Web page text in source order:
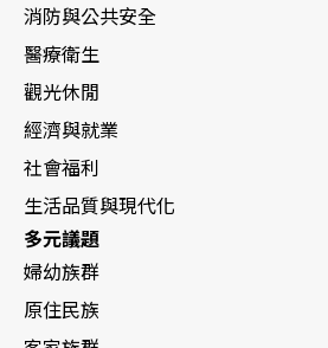
消防與公共安全
醫療衛生
觀光休閒
經濟與就業
社會福利
生活品質與現代化
多元議題
婦幼族群
原住民族